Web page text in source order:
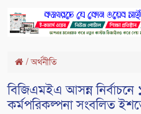
/অর্থনীতি
বিজিএমইএ আসন্ন
কর্মপরিকল্পনা সংবলিত